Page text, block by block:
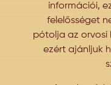
információi,
felelősséget
pótolja az orvosi
ezért ajánljuk